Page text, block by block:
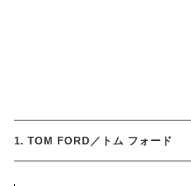
1. TOM FORD／トム フォード